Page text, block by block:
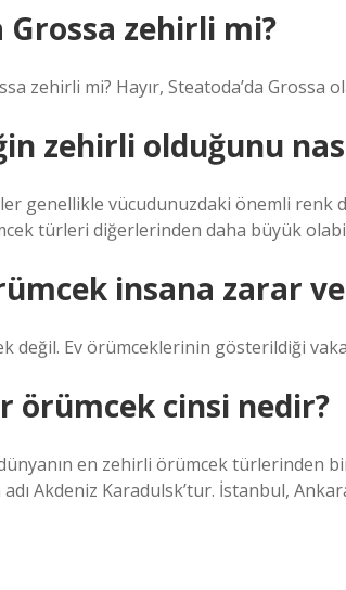
Grossa zehirli mi?
zehirli mi? Hayır, Steatoda’da
zehirli olduğunu
genellikle vücudunuzdaki önemli renk
türleri diğerlerinden daha büyük
insana zarar
değil. Ev örümceklerinin gösterildiği
örümcek cinsi nedir?
en zehirli örümcek türlerinden
Akdeniz Karadulsk’tur. İstanbul,